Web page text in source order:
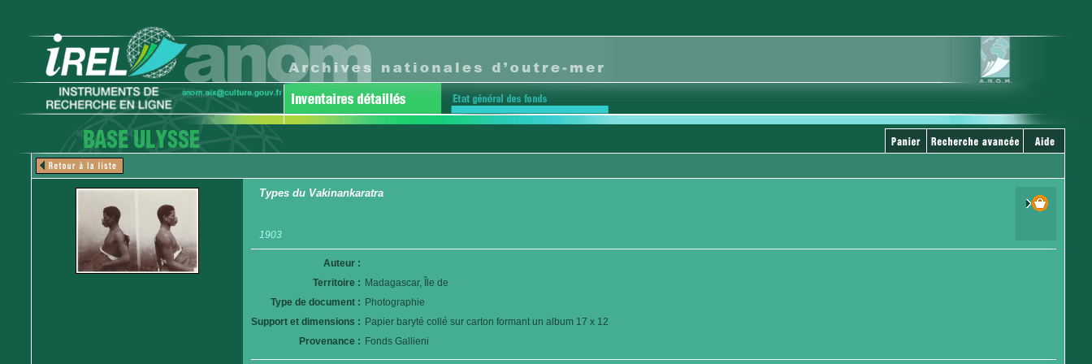
Types du Vakinankaratra
1903
Auteur :
Territoire : Madagascar, Île de
Type de document : Photographie
Support et dimensions : Papier baryté collé sur carton formant un album 17 x 12
Provenance : Fonds Gallieni